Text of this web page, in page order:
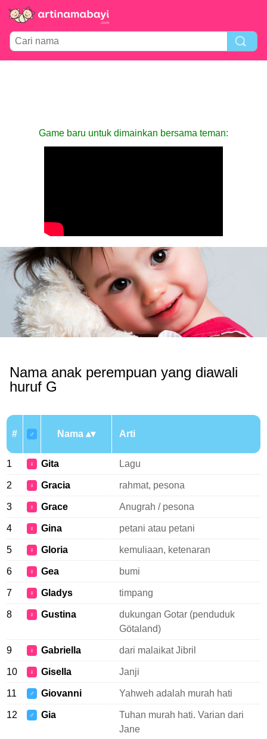
Game baru untuk dimainkan bersama teman:
Nama anak perempuan yang diawali
huruf G
# ♂ Nama Arti
1 ♀ Gita Lagu
2 ♀ Gracia rahmat, pesona
3 ♀ Grace Anugrah / pesona
4 ♀ Gina petani atau petani
5 ♀ Gloria kemuliaan, ketenaran
6 ♀ Gea bumi
7 ♀ Gladys timpang
8 ♀ Gustina
dukungan Gotar (penduduk
Götaland)
9 ♀ Gabriella dari malaikat Jibril
10 ♀ Gisella Janji
11 ♂ Giovanni Yahweh adalah murah hati
12 ♂ Gia
Tuhan murah hati. Varian dari
Jane